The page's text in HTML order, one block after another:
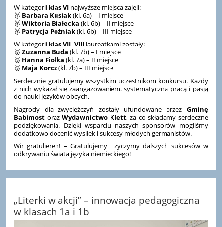
W kategorii klas VI najwyższe miejsca zajęli:
🥇 Barbara Kusiak(kl. 6a) – I miejsce
🥈Wiktoria Białecka (kl. 6b) – II miejsce
🥉 Patrycja Poźniak(kl. 6b) – III miejsce
W kategorii klas VII–VIII laureatkami zostały:
🥇Zuzanna Buda (kl. 7b) – I miejsce
🥈 Hanna Fiołka (kl. 7a) – II miejsce
🥉 Maja Korcz(kl. 7b) – III miejsce
Serdecznie gratulujemy wszystkim uczestnikom konkursu. Każdy
z nich wykazał się zaangażowaniem, systematyczną pracą i pasją
do nauki języków obcych.
Nagrody dla zwyciężczyń zostały ufundowane przez Gminę
Babimost orazWydawnictwo Klett, za co składamy serdeczne
podziękowania. Dzięki wsparciu naszych sponsorów mogliśmy
dodatkowo docenić wysiłek i sukcesy młodych germanistów.
Wir gratulieren! – Gratulujemy i życzymy dalszych sukcesów w
odkrywaniu świata języka niemieckiego!
„Literki w akcji” – innowacja pedagogiczna
w klasach 1a i 1b